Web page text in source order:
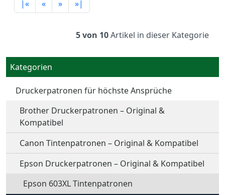
|« « » »|
5 von 10Artikel in dieser Kategorie
Kategorien
Druckerpatronen für höchste Ansprüche
Brother Druckerpatronen – Original &
Kompatibel
Canon Tintenpatronen – Original & Kompatibel
Epson Druckerpatronen – Original & Kompatibel
Epson 603XL Tintenpatronen